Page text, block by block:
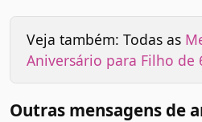
Veja também: Todas as
Aniversário para Filho de
Outras mensagens de